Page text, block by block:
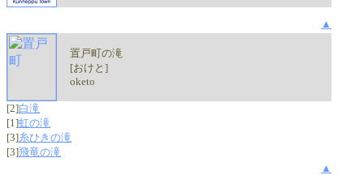
▲
置戸町の滝
[おけと]
oketo
[2]白滝
[1]虹の滝
[3]糸ひきの滝
[3]飛竜の滝
▲